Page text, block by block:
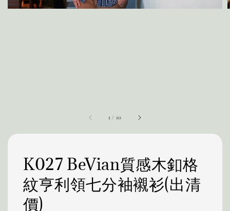
1 / 10
K027 BeVian質感木釦格
紋亨利領七分袖襯衫(出清
價)